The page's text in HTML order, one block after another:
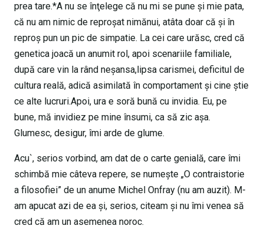
prea tare.*A nu se înţelege că nu mi se pune şi mie pata,
că nu am nimic de reproşat nimănui, atâta doar că şi în
reproş pun un pic de simpatie. La cei care urăsc, cred că
genetica joacă un anumit rol, apoi scenariile familiale,
după care vin la rând neşansa,lipsa carismei, deficitul de
cultura reală, adică asimilată în comportament şi cine ştie
ce alte lucruri.Apoi, ura e soră bună cu invidia. Eu, pe
bune, mă invidiez pe mine însumi, ca să zic aşa.
Glumesc, desigur, îmi arde de glume.
Acu`, serios vorbind, am dat de o carte genială, care îmi
schimbă mie câteva repere, se numeşte „O contraistorie
a filosofiei” de un anume Michel Onfray (nu am auzit). M-
am apucat azi de ea şi, serios, citeam şi nu îmi venea să
cred că am un asemenea noroc.